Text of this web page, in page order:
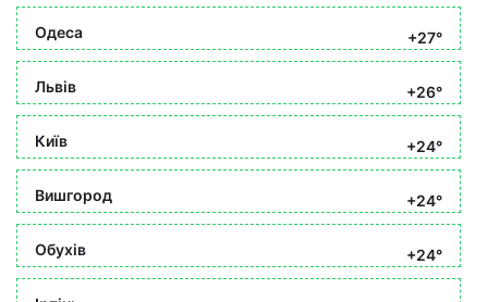
Одеса +27°
Львів +26°
Київ +24°
Вишгород +24°
Обухів +24°